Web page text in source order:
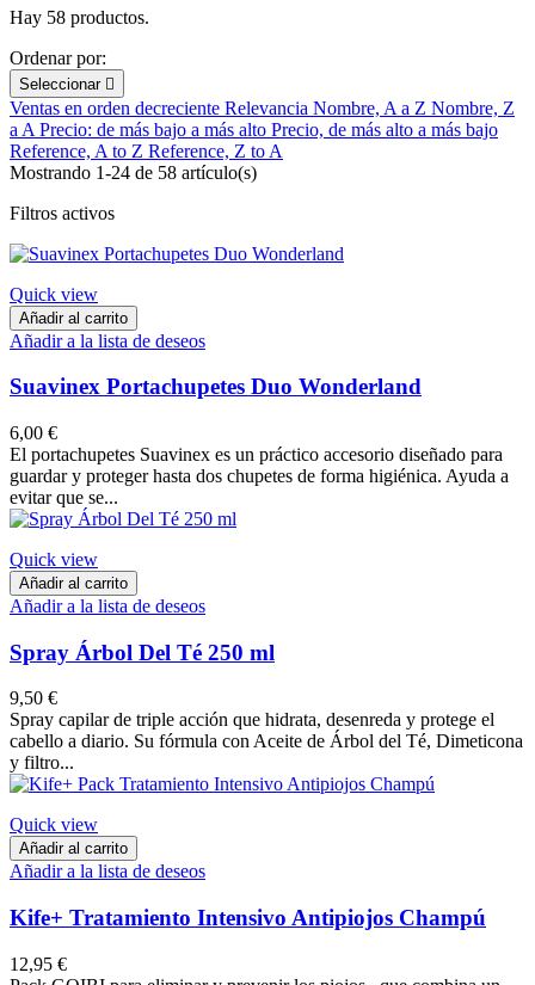
Hay 58 productos.
Ordenar por:
Seleccionar 
Ventas en orden decreciente Relevancia Nombre, A a Z Nombre, Z
a A Precio: de más bajo a más alto Precio, de más alto a más bajo
Reference, A to Z Reference, Z to A
Mostrando 1-24 de 58 artículo(s)
Filtros activos
Quick view
Añadir al carrito
Añadir a la lista de deseos
Suavinex Portachupetes Duo Wonderland
6,00 €
El portachupetes Suavinex es un práctico accesorio diseñado para
guardar y proteger hasta dos chupetes de forma higiénica. Ayuda a
evitar que se...
Quick view
Añadir al carrito
Añadir a la lista de deseos
Spray Árbol Del Té 250 ml
9,50 €
Spray capilar de triple acción que hidrata, desenreda y protege el
cabello a diario. Su fórmula con Aceite de Árbol del Té, Dimeticona
y filtro...
Quick view
Añadir al carrito
Añadir a la lista de deseos
Kife+ Tratamiento Intensivo Antipiojos Champú
12,95 €